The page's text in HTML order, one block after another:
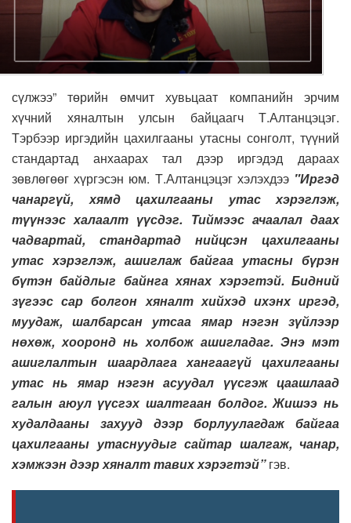
сүлжээ” төрийн өмчит хувьцаат компанийн эрчим
хүчний хяналтын улсын байцаагч Т.Алтанцэцэг.
Тэрбээр иргэдийн цахилгааны утасны сонголт, түүний
стандартад анхаарах тал дээр иргэдэд дараах
зөвлөгөөг хүргэсэн юм. Т.Алтанцэцэг хэлэхдээ "Иргэд
чанаргүй, хямд цахилгааны утас хэрэглэж,
түүнээс халаалт үүсдэг. Тиймээс ачаалал даах
чадвартай, стандартад нийцсэн цахилгааны
утас хэрэглэж, ашиглаж байгаа утасны бүрэн
бүтэн байдлыг байнга хянах хэрэгтэй. Бидний
зүгээс сар болгон хяналт хийхэд ихэнх иргэд,
муудаж, шалбарсан утсаа ямар нэгэн зүйлээр
нөхөж, хооронд нь холбож ашигладаг. Энэ мэт
ашиглалтын шаардлага хангаагүй цахилгааны
утас нь ямар нэгэн асуудал үүсгэж цаашлаад
галын аюул үүсгэх шалтгаан болдог. Жишээ нь
худалдааны захууд дээр борлуулагдаж байгаа
цахилгааны утаснуудыг сайтар шалгаж, чанар,
хэмжээн дээр хяналт тавих хэрэгтэй”гэв.